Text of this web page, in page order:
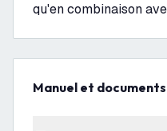
qu'en combinaison
Manuel et documents